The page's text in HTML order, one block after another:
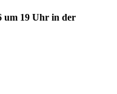
um 19 Uhr in der